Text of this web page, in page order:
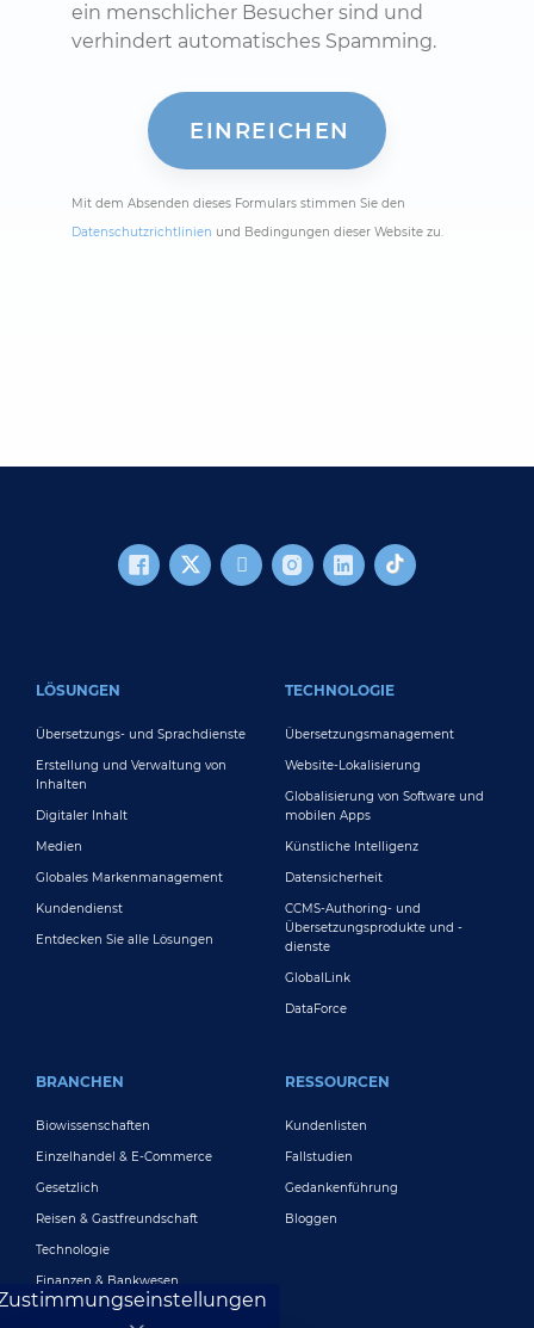
ein menschlicher Besucher sind und
verhindert automatisches Spamming.
Mit dem Absenden dieses Formulars stimmen Sie den
Datenschutzrichtlinien und Bedingungen dieser Website zu.
LÖSUNGEN
Übersetzungs- und Sprachdienste
Erstellung und Verwaltung von
Inhalten
Digitaler Inhalt
Medien
Globales Markenmanagement
Kundendienst
Entdecken Sie alle Lösungen
TECHNOLOGIE
Übersetzungsmanagement
Website-Lokalisierung
Globalisierung von Software und
mobilen Apps
Künstliche Intelligenz
Datensicherheit
CCMS-Authoring- und
Übersetzungsprodukte und -
dienste
GlobalLink
DataForce
BRANCHEN
Biowissenschaften
Einzelhandel & E-Commerce
Gesetzlich
Reisen & Gastfreundschaft
Technologie
Finanzen & Bankwesen
RESSOURCEN
Kundenlisten
Fallstudien
Gedankenführung
Bloggen